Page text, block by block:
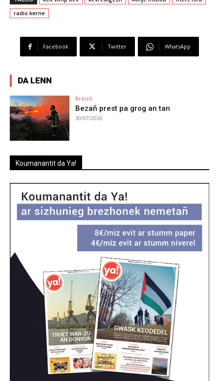
radio kerne
Facebook Twitter WhatsApp
DA LENN
Breizh
Bezañ prest pa grog an tan
30/07/2026
Koumanantit da Ya!